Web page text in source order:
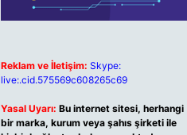
Reklam ve İletişim: Skype:
live:.cid.575569c608265c69
Yasal Uyarı: Bu internet sitesi, herhangi
bir marka, kurum veya şahıs şirketi ile